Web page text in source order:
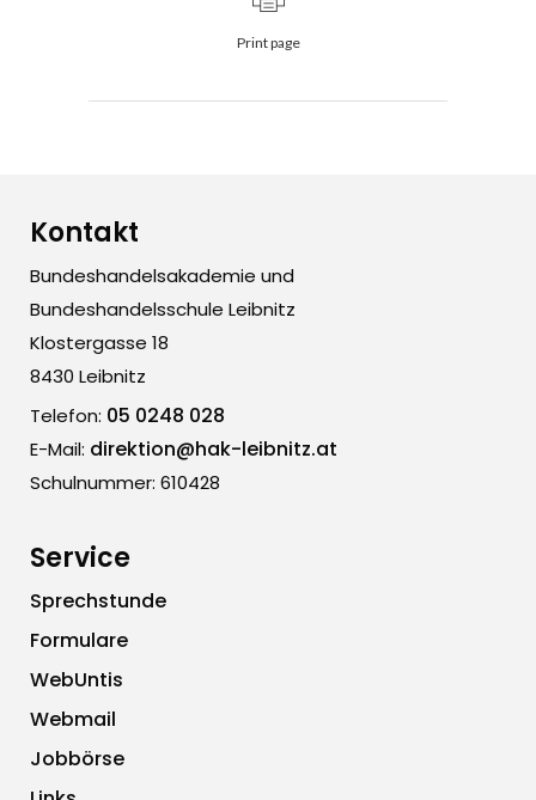
Print page
Kontakt
Bundeshandelsakademie und
Bundeshandelsschule Leibnitz
Klostergasse 18
8430 Leibnitz
Telefon: 05 0248 028
E-Mail: direktion@hak-leibnitz.at
Schulnummer: 610428
Service
Sprechstunde
Formulare
WebUntis
Webmail
Jobbörse